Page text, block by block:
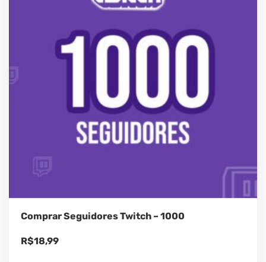
Comprar Seguidores Twitch – 1000
R$18,99